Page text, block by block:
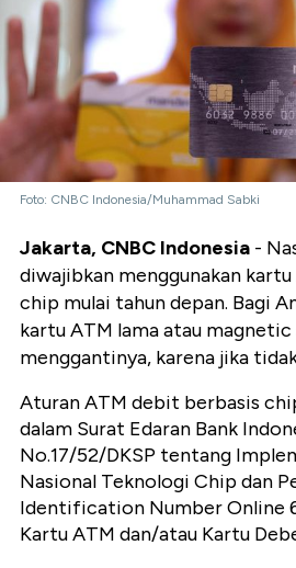
Foto: CNBC Indonesia/Muhammad Sabki
Jakarta, CNBC Indonesia -
diwajibkan menggunakan
chip mulai tahun depan. Bagi
kartu ATM lama atau
menggantinya, karena jika
Aturan ATM debit berbasis
dalam Surat Edaran Bank
No.17/52/DKSP tentang
Nasional Teknologi Chip dan
Identification Number Online
Kartu ATM dan/atau Kartu